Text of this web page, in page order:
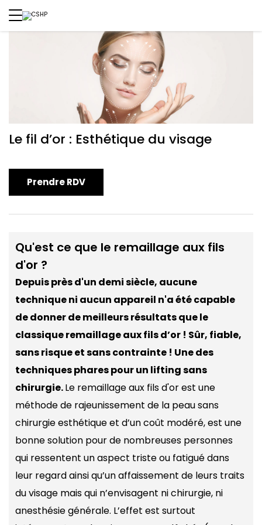
Le fil d’or : Esthétique du visage
Prendre RDV
Qu'est ce que le remaillage aux fils
d'or ?
Depuis près d'un demi siècle, aucune
technique ni aucun appareil n'a été capable
de donner de meilleurs résultats que le
classique remaillage aux fils d’or ! Sûr, fiable,
sans risque et sans contrainte ! Une des
techniques phares pour un lifting sans
chirurgie.Le remaillage aux fils d'or est une
méthode de rajeunissement de la peau sans
chirurgie esthétique et d’un coût modéré, est une
bonne solution pour de nombreuses personnes
qui ressentent un aspect triste ou fatigué dans
leur regard ainsi qu’un affaissement de leurs traits
du visage mais qui n’envisagent ni chirurgie, ni
anesthésie générale. L’effet est surtout